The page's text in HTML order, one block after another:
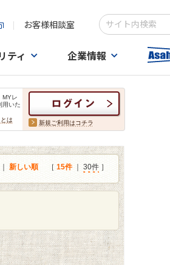
お客様相談室
検索キーワード入力
ティ 企業情報
MYレ
用いた
は 新規ご利用はコチラ
新しい順 ［ 15件｜ 30件 ］